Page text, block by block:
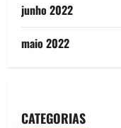
junho 2022
maio 2022
CATEGORIAS